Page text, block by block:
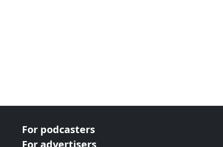
For podcasters
For advertisers